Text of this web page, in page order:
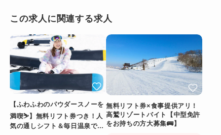
この求人に関連する求人
【ふわふわのパウダースノーを
満喫⛷️】無料リフト券つき！人
気の通しシフト＆毎日温泉でリ
無料リフト券×食事提供アリ！
高鷲リゾートバイト【中型免許
をお持ちの方大募集🚌】